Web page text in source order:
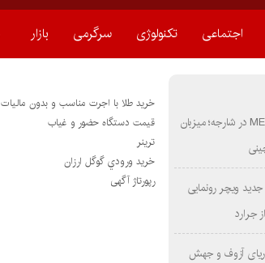
اجتماعی تکنولوژی سرگرمی بازار
نمایشگاه خودرو METAS ۲۰۲۶ در شارجه؛ میزبان
ویچر رونمایی
جرارد
آزوف و جهش
خرید طلا با اجرت مناسب و بدون مالیات
قیمت دستگاه حضور و غیاب
ترينر
خريد ورودي گوگل ارزان
رپورتاژ آگهی